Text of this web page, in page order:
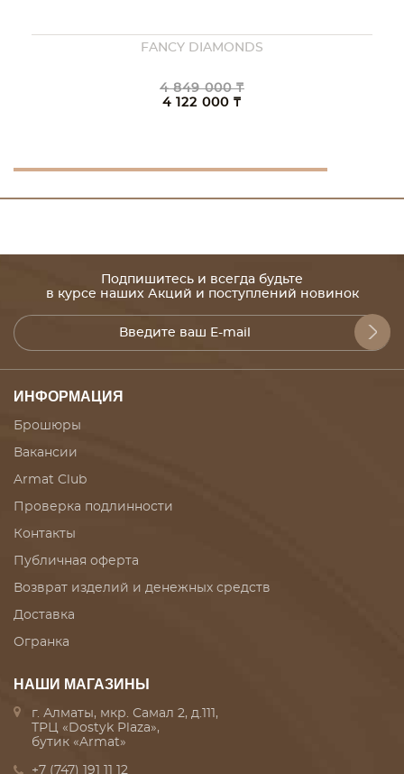
FANCY DIAMONDS
4 849 000 ₸
4 122 000 ₸
Подпишитесь и всегда будьте
в курсе наших Акций и поступлений новинок
ИНФОРМАЦИЯ
Брошюры
Вакансии
Armat Club
Проверка подлинности
Контакты
Публичная оферта
Возврат изделий и денежных средств
Доставка
Огранка
НАШИ МАГАЗИНЫ
г. Алматы, мкр. Самал 2, д.111,
ТРЦ «Dostyk Plaza»,
бутик «Armat»
+7 (747) 191 11 12